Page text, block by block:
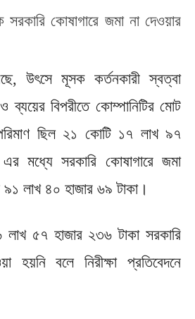
কোষাগারে জমা না দেওয়ার
উৎসে মূসক কর্তনকারী স্বত্বা
ব্যয়ের বিপরীতে কোম্পানিটির মোট
ছিল ২১ কোটি ১৭ লাখ ৯৭
মধ্যে সরকারি কোষাগারে জমা
লাখ ৪০ হাজার ৬৯ টাকা।
৫৭ হাজার ২৩৬ টাকা সরকারি
হয়নি বলে নিরীক্ষা প্রতিবেদনে